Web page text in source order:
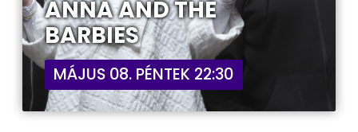
ANNA AND THE
BARBIES
MÁJUS 08. PÉNTEK 22:30